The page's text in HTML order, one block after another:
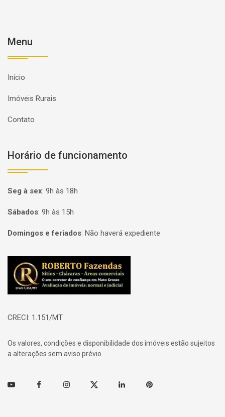
Menu
Início
Imóveis Rurais
Contato
Horário de funcionamento
Seg à sex: 9h às 18h
Sábados: 9h às 15h
Domingos e feriados: Não haverá expediente
Página inicial
CRECI: 1.151/MT
Os valores, condições e disponibilidade dos imóveis estão sujeitos
a alterações sem aviso prévio.
Youtube FacebookInstagramTwitter Linkedin Pinterest